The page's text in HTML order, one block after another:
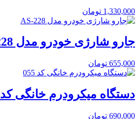
1,330,000 تومان
جارو شارژی خودرو مدل AS-228
655,000 تومان
دستگاه میکرودرم خانگی کد 055
690,000 تومان